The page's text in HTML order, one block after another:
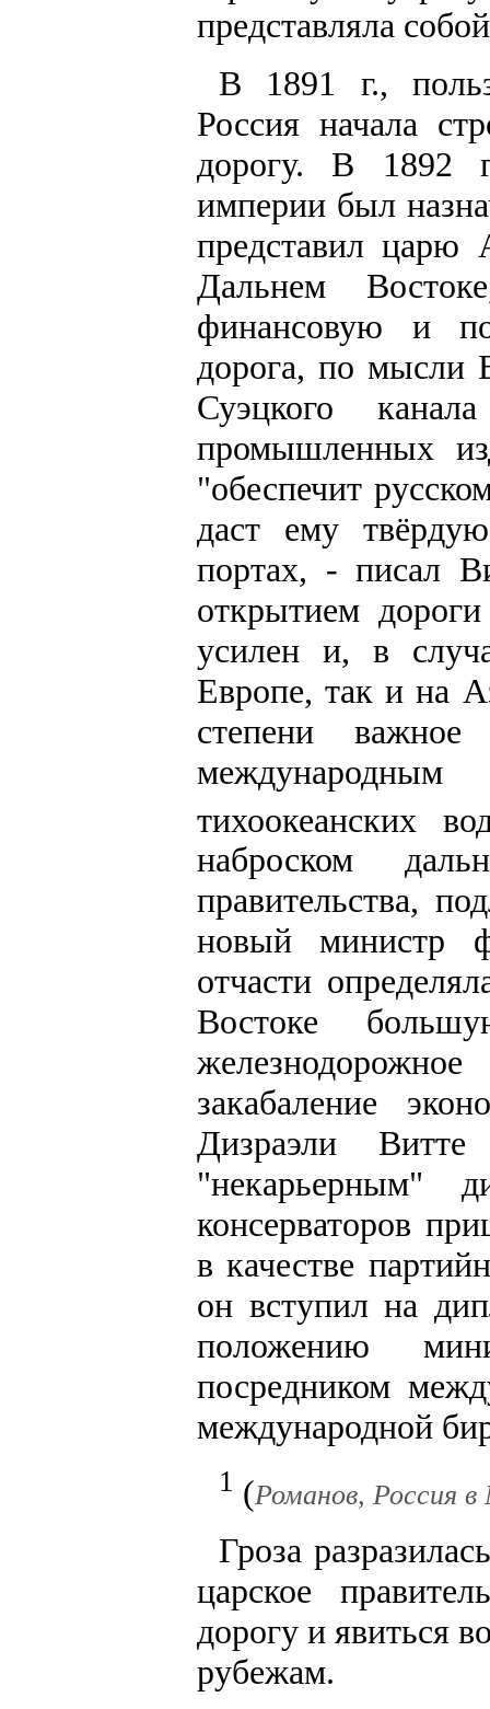
представляла
В 1891 г.,
Россия начала
дорогу. В 1892
империи был
представил царю
Дальнем
финансовую и
дорога, по мысли
Суэцкого
промышленных
"обеспечит
даст ему
портах, - писал
открытием
усилен и, в
Европе, так и на
степени важное
тихоокеанских
наброском
правительства,
новый министр
отчасти
Востоке
закабаление
Дизраэли
"некарьерным"
консерваторов
в качестве
он вступил на
положению
посредником
международной
1 (Романов, Россия
Гроза
царское
дорогу и явиться
рубежам.